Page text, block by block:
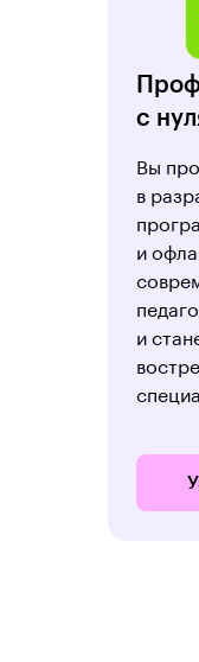
с
Вы
в
и
и